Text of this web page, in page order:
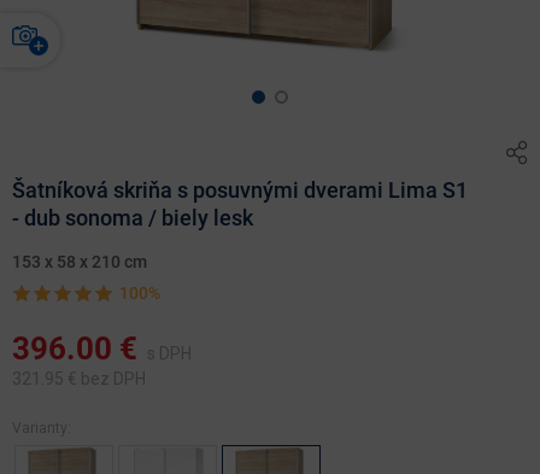
Šatníková skriňa s posuvnými dverami Lima S1
- dub sonoma / biely lesk
153 x 58 x 210 cm
100%
396.00 €
s DPH
321.95 € bez DPH
Varianty: